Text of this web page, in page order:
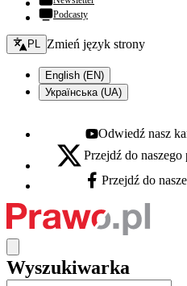
Podcasty
Zmień język - bieżący:
PL Zmień język strony
English (EN)
Українська (UA)
Youtube - otwiera się w
Odwiedź nasz
X - otwiera się w nowej karcie
Przejdź do
Facebook - otwiera się w
Przejdź do
Wyszukiwarka